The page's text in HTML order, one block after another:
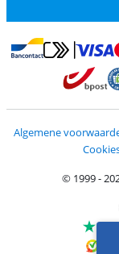
Betalen metBetalen met
Algemene
© 1999 -